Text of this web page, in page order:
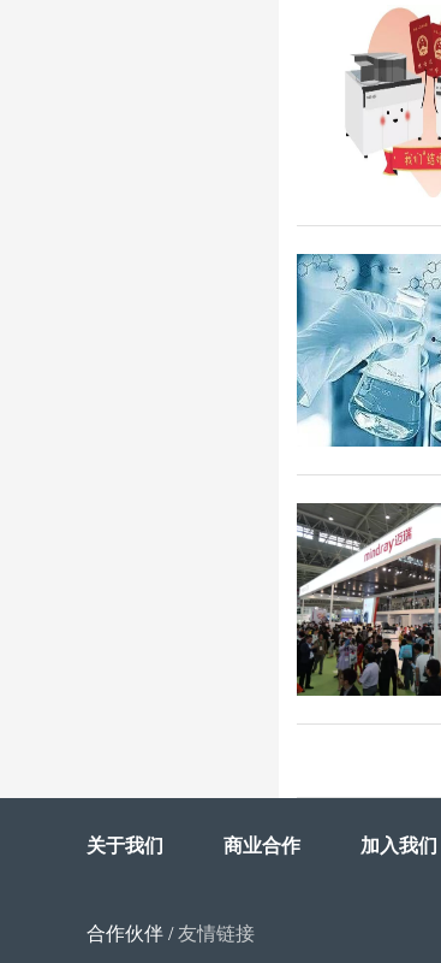
关于我们 商业合作 加入我们
合作伙伴 /友情链接